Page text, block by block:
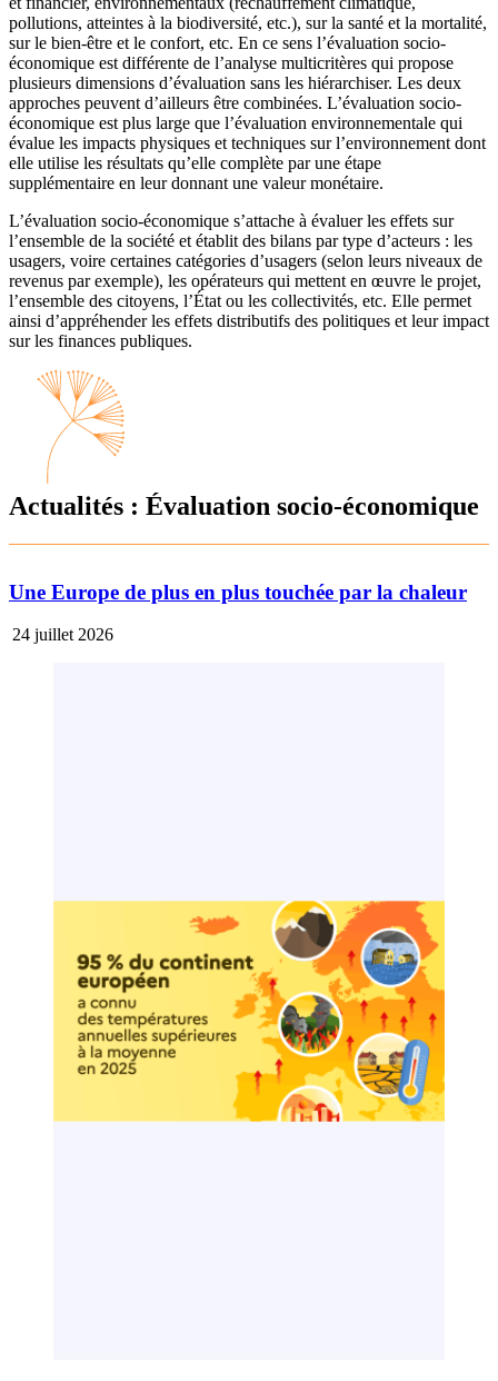
pollutions, atteintes à la biodiversité, etc.), sur la santé et la mortalité,
sur le bien-être et le confort, etc. En ce sens l’évaluation socio-
économique est différente de l’analyse multicritères qui propose
plusieurs dimensions d’évaluation sans les hiérarchiser. Les deux
approches peuvent d’ailleurs être combinées. L’évaluation socio-
économique est plus large que l’évaluation environnementale qui
évalue les impacts physiques et techniques sur l’environnement dont
elle utilise les résultats qu’elle complète par une étape
supplémentaire en leur donnant une valeur monétaire.
L’évaluation socio-économique s’attache à évaluer les effets sur
l’ensemble de la société et établit des bilans par type d’acteurs : les
usagers, voire certaines catégories d’usagers (selon leurs niveaux de
revenus par exemple), les opérateurs qui mettent en œuvre le projet,
l’ensemble des citoyens, l’État ou les collectivités, etc. Elle permet
ainsi d’appréhender les effets distributifs des politiques et leur impact
sur les finances publiques.
Actualités : Évaluation socio-économique
Une Europe de plus en plus touchée par la chaleur
24 juillet 2026